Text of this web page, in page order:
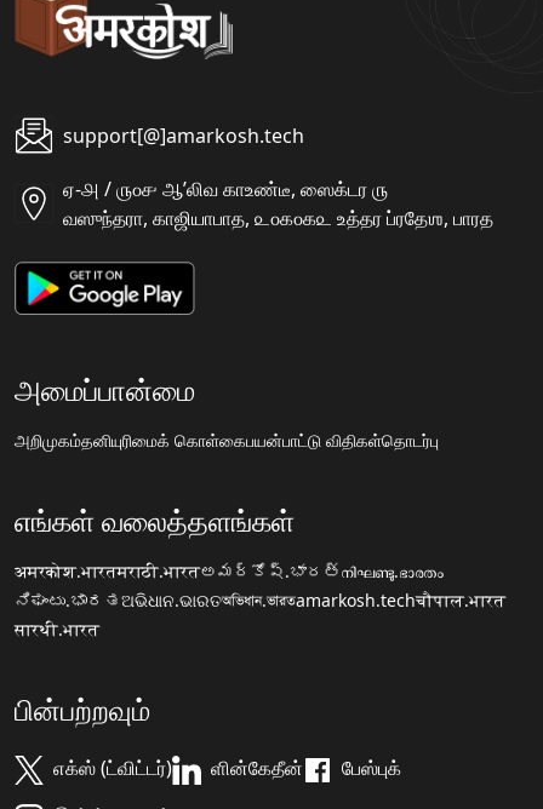
support[@]amarkosh.tech
ஏ-௮ / ௫௦௪ ஆʼலிவ காஉண்டீ, ஸைக்டர ௫
வஸுந்தரா, காஜியாபாத, ௨௦௧௦௧௨ உத்தர ப்ரதேஶ, பாரத
அமைப்பான்மை
அறிமுகம்தனியுரிமைக் கொள்கைபயன்பாட்டு விதிகள்தொடர்பு
எங்கள் வலைத்தளங்கள்
अमरकोश.भारतमराठी.भारतఅమర్కోష్.భారత్നിഘണ്ടു.ഭാരതം
ನಿಘಂಟು.ಭಾರತଅଭିଧାନ.ଭାରତঅভিধান.ভারতamarkosh.techचौपाल.भारत
सारथी.भारत
பின்பற்றவும்
எக்ஸ் (ட்விட்டர்) ளின்கேதீன்
பேஸ்புக்